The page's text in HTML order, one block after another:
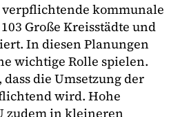
kommunale
Große Kreisstädte und
In diesen Planungen
wichtige Rolle spielen.
die Umsetzung der
wird. Hohe
zudem in kleineren